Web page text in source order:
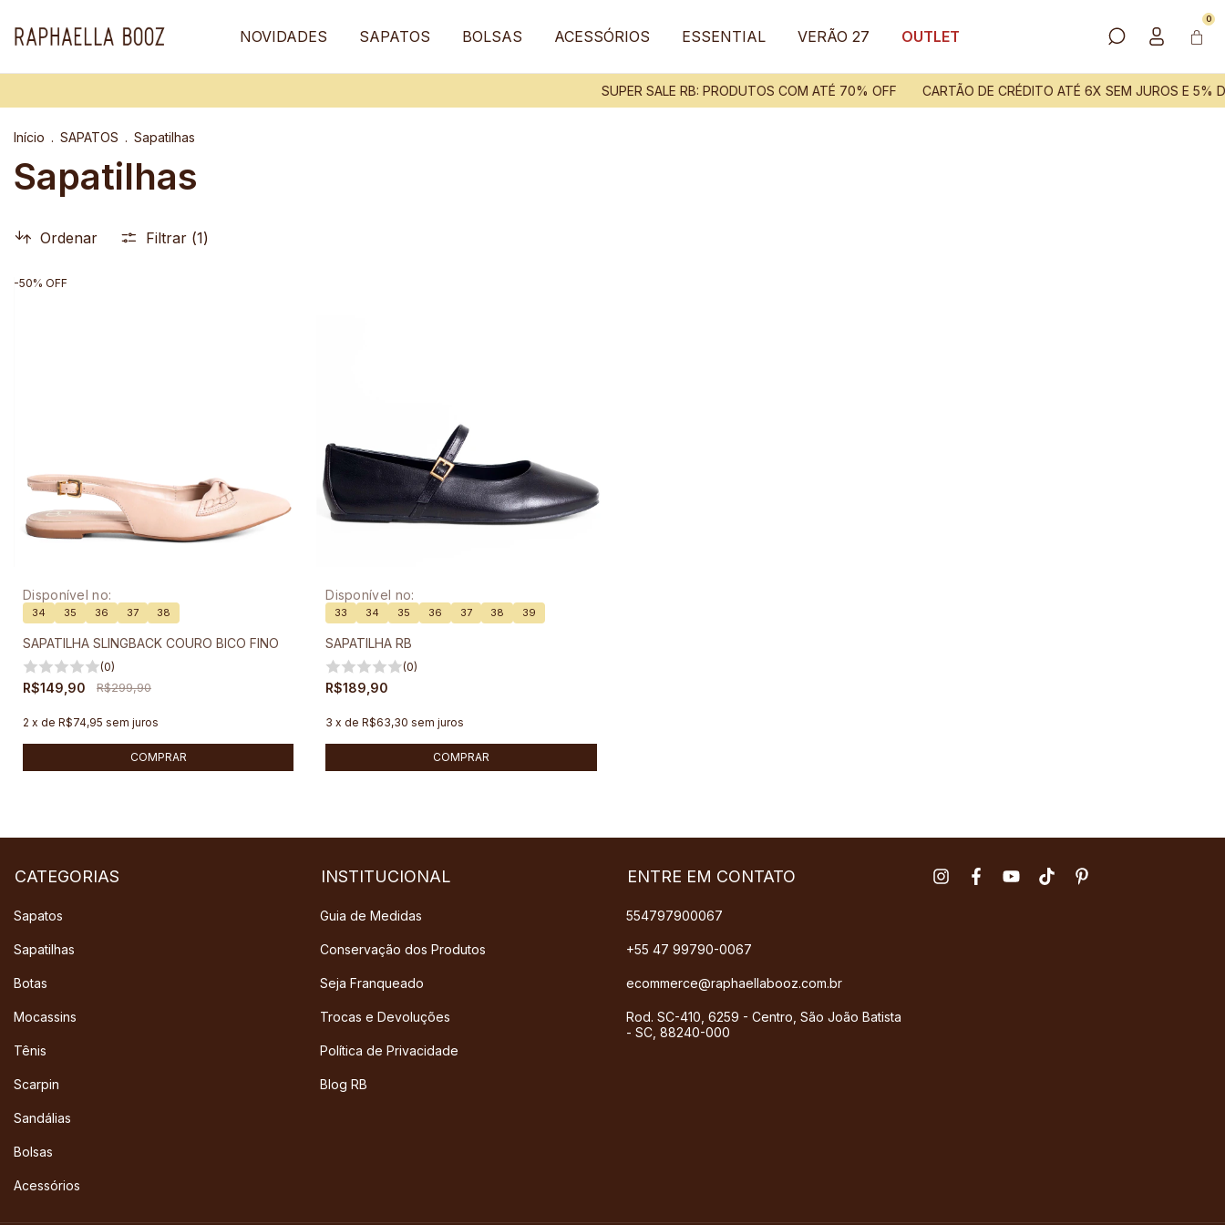
NOVIDADES SAPATOS BOLSAS ACESSÓRIOS ESSENTIAL VERÃO 27 OUTLET
0
SUPER SALE RB: PRODUTOS COM ATÉ 70% OFF CARTÃO DE CRÉDITO ATÉ 6X SEM JUROS E 5%
Início . SAPATOS . Sapatilhas
Sapatilhas
Ordenar Filtrar (1)
Disponível no:
34 35 36 37 38
SAPATILHA SLINGBACK COURO BICO FINO
(0)
R$149,90
-50% OFF
R$299,90
2 x de R$74,95 sem juros
COMPRAR
Disponível no:
33 34 35 36 37 38 39
SAPATILHA RB
(0)
R$189,90
3 xdeR$63,30 sem juros
COMPRAR
CATEGORIAS
Sapatos
Sapatilhas
Botas
Mocassins
Tênis
Scarpin
Sandálias
Bolsas
Acessórios
INSTITUCIONAL
Guia de Medidas
Conservação dos Produtos
Seja Franqueado
Trocas e Devoluções
Política de Privacidade
Blog RB
ENTRE EM CONTATO
554797900067
+55 47 99790-0067
ecommerce@raphaellabooz.com.br
Rod. SC-410, 6259 - Centro, São João Batista
- SC, 88240-000